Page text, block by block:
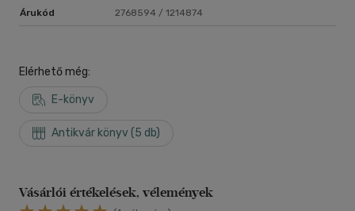
Árukód 2768594 / 1214874
Elérhető még:
E-könyv
Antikvár könyv (5 db)
Vásárlói értékelések, vélemények